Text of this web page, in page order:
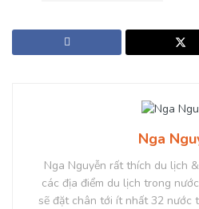
Nga
Nga Nguyễn rất thích du lịch
các địa điểm du lịch trong
sẽ đặt chân tới ít nhất 32 nước